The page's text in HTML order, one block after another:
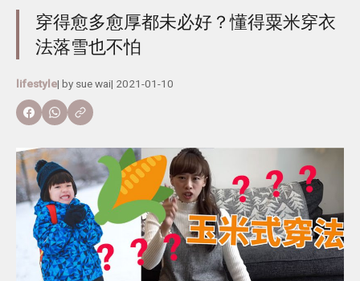
穿得愈多愈厚都未必好？懂得粟米穿衣
法落雪也不怕
lifestyle| by sue wai| 2021-01-10